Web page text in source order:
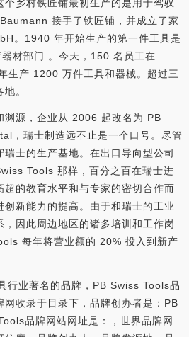
乡村铁匠铺最初生产的是用于驾驭
接手了铁匠铺，并成立了家
。1940 年开始生产的第一件工具是
材部门 。今天，150 名员工在
生产 1200 万件工具和器械。超过三
。
渊源，企业从 2006 起改名为 PB
，瑞士制造远不止是一个口号。尽管
士的生产基地。在出口导向型公司
Tools 那样，百分之百在瑞士进
的教育水平和与专家的密切合作而
创新能力的提高。由于和瑞士的工业
，因此周边地区的诸多培训和工作岗
每年将营业额的 20% 投入到新产
行业著名的品牌，PB Swiss Tools品
收录于目录下，品牌创办者是：PB
品牌网站网址是：，世界品牌网